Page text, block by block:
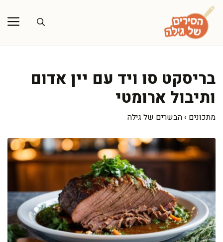
לדלג
לתוכן
בריסקט סו ויד עם יין אדום
ותיבול ארומטי
מתכונים › הבשרים של גילה